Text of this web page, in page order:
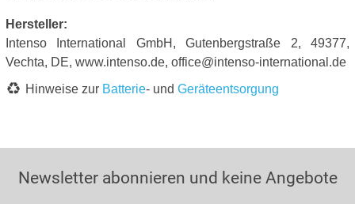
Hersteller:
Intenso International GmbH, Gutenbergstraße 2, 49377,
Vechta, DE, www.intenso.de, office@intenso-international.de
Hinweise zur Batterie- und Geräteentsorgung
Newsletter abonnieren und keine Angebote